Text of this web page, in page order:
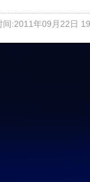
间:2011年09月22日